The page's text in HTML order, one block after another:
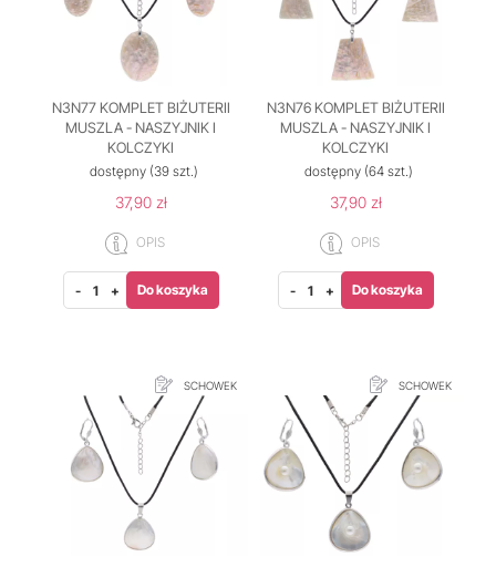
N3N77 KOMPLET BIŻUTERII
MUSZLA - NASZYJNIK I
KOLCZYKI
dostępny(39 szt.)
37,90 zł
OPIS
- + Do koszyka
N3N76 KOMPLET BIŻUTERII
MUSZLA - NASZYJNIK I
KOLCZYKI
dostępny(64 szt.)
37,90 zł
OPIS
- + Do koszyka
SCHOWEK SCHOWEK